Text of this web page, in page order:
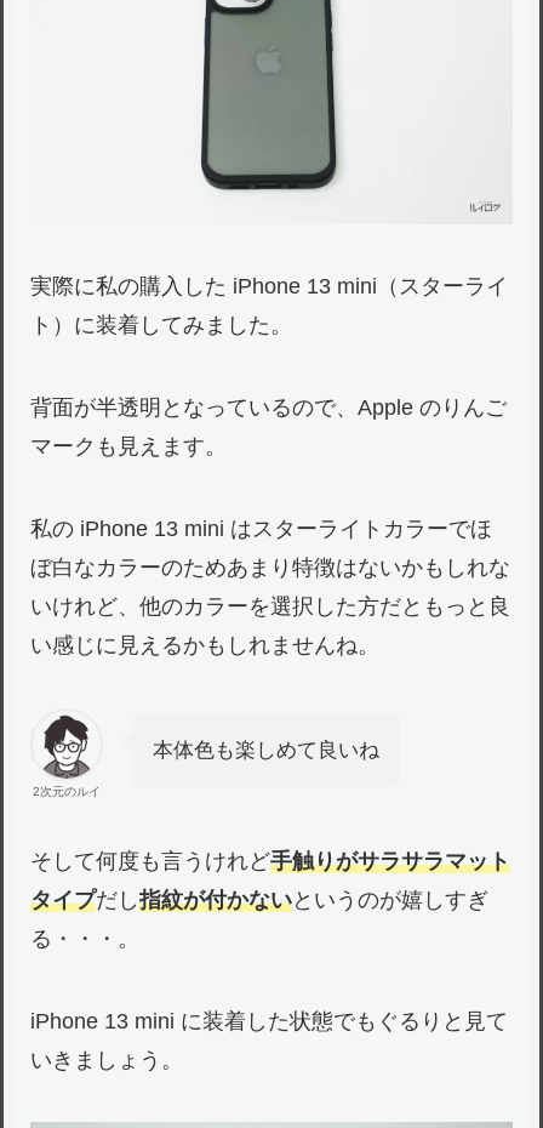
実際に私の購入した iPhone 13 mini（スターライ
ト）に装着してみました。
背面が半透明となっているので、Apple のりんご
マークも見えます。
私の iPhone 13 mini はスターライトカラーでほ
ぼ白なカラーのためあまり特徴はないかもしれな
いけれど、他のカラーを選択した方だともっと良
い感じに見えるかもしれませんね。
2次元のルイ
本体色も楽しめて良いね
そして何度も言うけれど手触りがサラサラマット
タイプだし指紋が付かないというのが嬉しすぎ
る・・・。
iPhone 13 mini に装着した状態でもぐるりと見て
いきましょう。